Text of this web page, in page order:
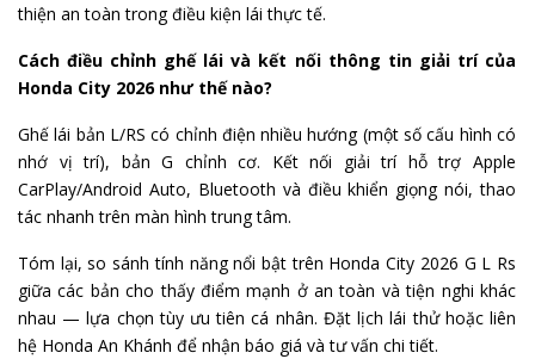
thiện an toàn trong điều kiện lái thực tế.
Cách điều chỉnh ghế lái và kết nối thông tin giải trí của
Honda City 2026 như thế nào?
Ghế lái bản L/RS có chỉnh điện nhiều hướng (một số cấu hình có
nhớ vị trí), bản G chỉnh cơ. Kết nối giải trí hỗ trợ Apple
CarPlay/Android Auto, Bluetooth và điều khiển giọng nói, thao
tác nhanh trên màn hình trung tâm.
Tóm lại, so sánh tính năng nổi bật trên Honda City 2026 G L Rs
giữa các bản cho thấy điểm mạnh ở an toàn và tiện nghi khác
nhau — lựa chọn tùy ưu tiên cá nhân. Đặt lịch lái thử hoặc liên
hệ Honda An Khánh để nhận báo giá và tư vấn chi tiết.